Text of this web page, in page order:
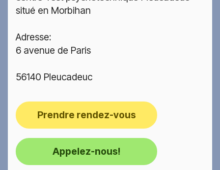
situé en Morbihan
Adresse:
6 avenue de Paris
56140 Pleucadeuc
Prendre rendez-vous
Appelez-nous!